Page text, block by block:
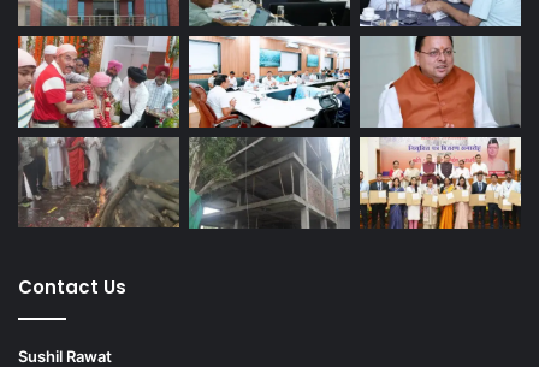
Contact Us
Sushil Rawat